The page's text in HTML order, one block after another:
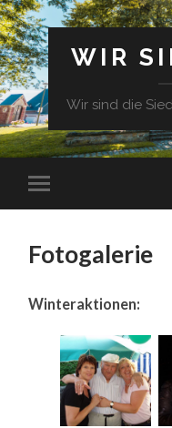
WIR
Wir sind die
Fotogalerie
Winteraktionen: